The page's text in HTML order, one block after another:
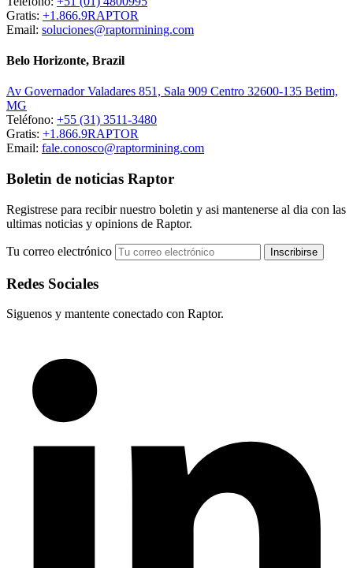
Gratis: +1.866.9RAPTOR
Email: soluciones@raptormining.com
Belo Horizonte, Brazil
Av Governador Valadares 851, Sala 909 Centro 32600-135 Betim,
MG
Teléfono: +55 (31) 3511-3480
Gratis: +1.866.9RAPTOR
Email: fale.conosco@raptormining.com
Boletin de noticias Raptor
Registrese para recibir nuestro boletin y asi mantenerse al dia con las
ultimas noticias y opinions de Raptor.
Tu correo electrónico
Redes Sociales
Siguenos y mantente conectado con Raptor.